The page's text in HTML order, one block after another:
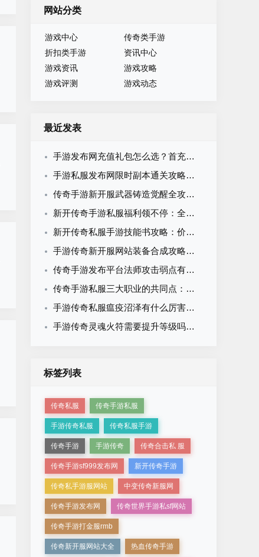
网站分类
游戏中心
传奇类手游
折扣类手游
资讯中心
游戏资讯
游戏攻略
游戏评测
游戏动态
最近发表
手游发布网充值礼包怎么选？首充月卡累充限时礼包性价比全解析
手游私服发布网限时副本通关攻略：时间分配与效率打法全解析
传奇手游新开服武器铸造觉醒全攻略：从入门到神兵的系统养成指南
新开传奇手游私服福利领不停：全类型福利拆解与最大化领取攻略
新开传奇私服手游技能书攻略：价值评估、获取途径与职业优先级
手游传奇新开服网站装备合成攻略：材料大全与成功率提升技巧
传奇手游发布平台法师攻击弱点有哪些？五大致命短板全解析
传奇手游私服三大职业的共同点：玩了这么多年你可能没发现
手游传奇私服瘟疫沼泽有什么厉害之处？六大隐藏价值深度揭秘
手游传奇灵魂火符需要提升等级吗？道士技能升级优先级解析
标签列表
传奇私服 传奇手游私服
手游传奇私服 传奇私服手游
传奇手游 手游传奇 传奇合击私 服
传奇手游sf999发布网 新开传奇手游
传奇私手游服网站 中变传奇新服网
传奇手游发布网 传奇世界手游私sf网站
传奇手游打金服rmb
传奇新开服网站大全 热血传奇手游